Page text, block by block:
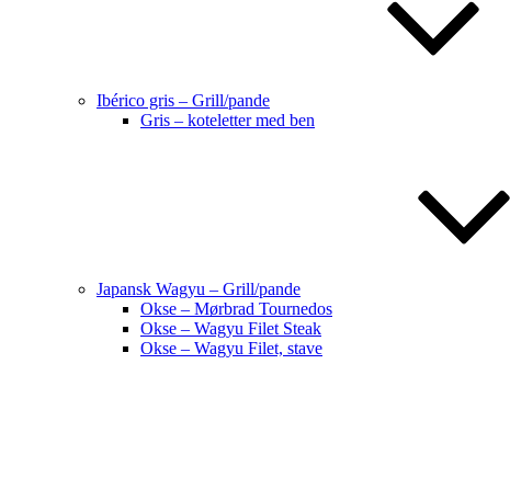
Ibérico gris – Grill/pande
Gris – koteletter med ben
Japansk Wagyu – Grill/pande
Okse – Mørbrad Tournedos
Okse – Wagyu Filet Steak
Okse – Wagyu Filet, stave